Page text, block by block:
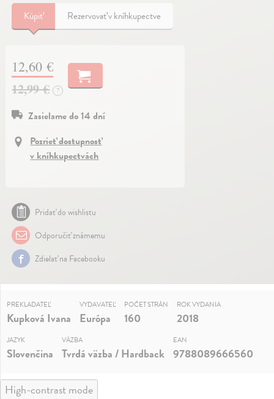
Kúpiť Rezervovať v kníhkupectve
12,60 €
12,99 €
?
Zasielame do 14 dní
Pozrieť dostupnosť
v kníhkupectvách
Pridať do wishlistu
Odporučiť známemu
Zdielať na Facebooku
PREKLADATEĽ
Kupková Ivana
VYDAVATEĽ
Európa
POČET STRÁN
160
ROK VYDANIA
2018
JAZYK
Slovenčina
VÄZBA
Tvrdá väzba / Hardback
EAN
9788089666560
High-contrast mode